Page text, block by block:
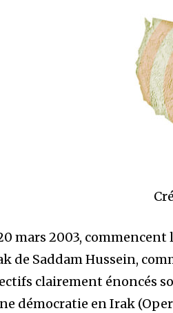
mars 2003,
de Saddam Hussein,
clairement énoncés
démocratie en Irak